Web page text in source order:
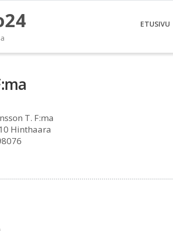
ETUSIVU
T. F:ma
Hinthaara